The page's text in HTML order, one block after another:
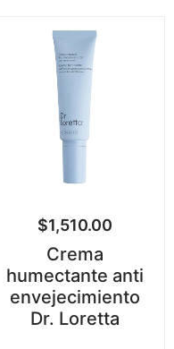
$1,510.00
Crema
humectante anti
envejecimiento
Dr. Loretta